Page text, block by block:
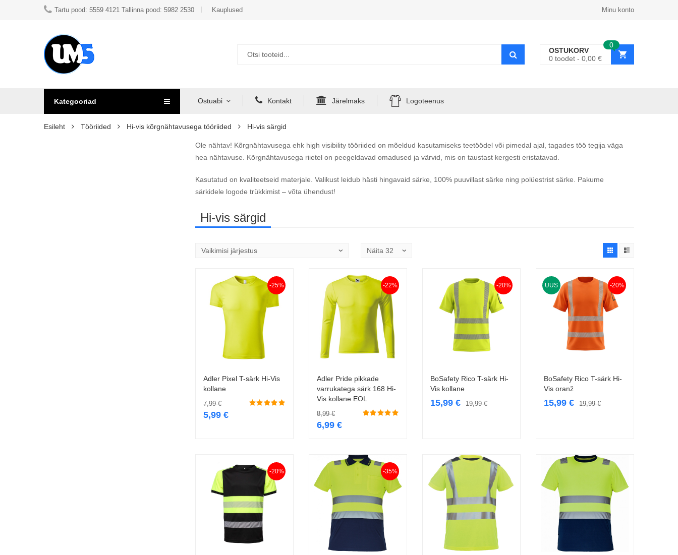
Tartu pood: 5559 4121 Tallinna pood: 5982 2530 Kauplused Minu konto
0
OSTUKORV
0 toodet 0,00 €
Kategooriad Ostuabi Kontakt Järelmaks Logoteenus
Esileht Tööriided Hi-vis kõrgnähtavusega tööriided Hi-vis särgid
Ole nähtav! Kõrgnähtavusega ehk high visibility tööriided on mõeldud kasutamiseks teetöödel või pimedal ajal, tagades töö tegija väga
hea nähtavuse. Kõrgnähtavusega riietel on peegeldavad omadused ja värvid, mis on taustast kergesti eristatavad.
Kasutatud on kvaliteetseid materjale. Valikust leidub hästi hingavaid särke, 100% puuvillast särke ning polüestrist särke. Pakume
särkidele logode trükkimist – võta ühendust!
Hi-vis särgid
-25%
Vali
Adler Pixel T-särk Hi-Vis
kollane
7,99€
5,99 €
-22%
Vali
Adler Pride pikkade
varrukatega särk 168 Hi-
Vis kollane EOL
8,99€
6,99 €
-20%
Vali
BoSafety Rico T-särk Hi-
Vis kollane
19,99€
15,99 €
-20%
UUS
Vali
BoSafety Rico T-särk Hi-
Vis oranž
19,99€
15,99 €
-20% -35%